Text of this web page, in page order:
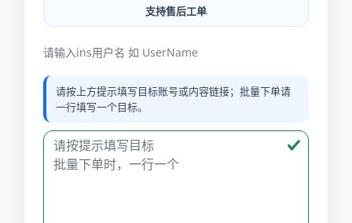
支持售后工单
请输入ins用户名 如 UserName
请按上方提示填写目标账号或内容链接；批量下单请
一行填写一个目标。